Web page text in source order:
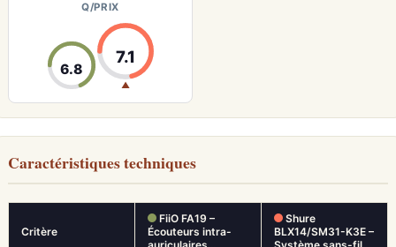
Q/PRIX
6.8
7.1
▲
Caractéristiques techniques
Critère
FiiO FA19 –
Écouteurs intra-
Shure
BLX14/SM31-K3E –